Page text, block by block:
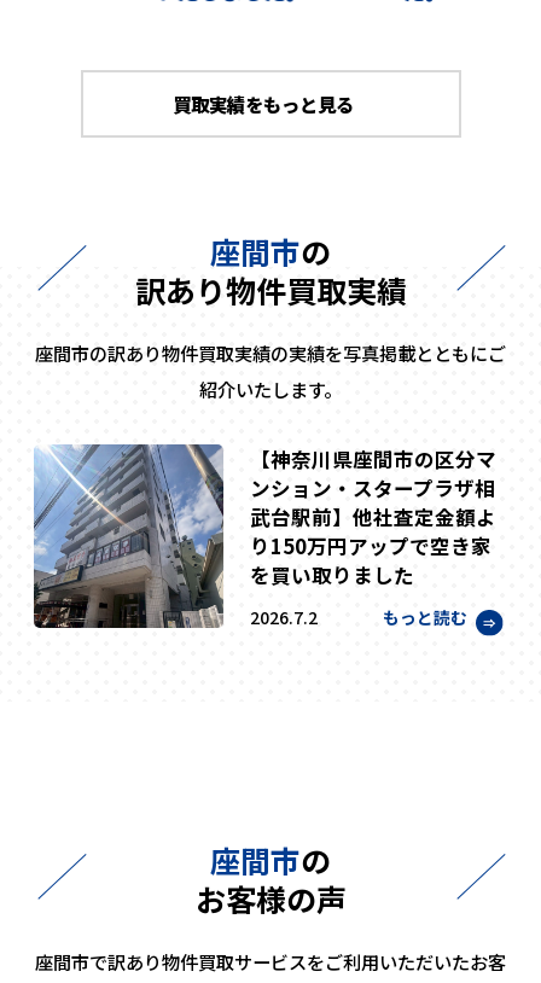
買取実績をもっと見る
座間市の
訳あり物件買取実績
座間市の訳あり物件買取実績の実績を写真掲載とともにご
紹介いたします。
【神奈川県座間市の区分マ
ンション・スタープラザ相
武台駅前】他社査定金額よ
り150万円アップで空き家
を買い取りました
2026.7.2 もっと読む
座間市の
お客様の声
座間市で訳あり物件買取サービスをご利用いただいたお客